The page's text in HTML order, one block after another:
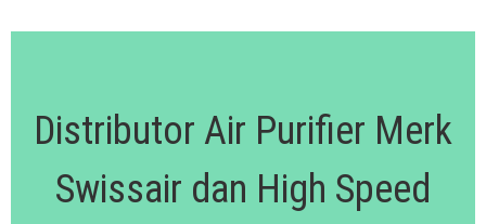
Distributor Air Purifier Merk
Swissair dan High Speed